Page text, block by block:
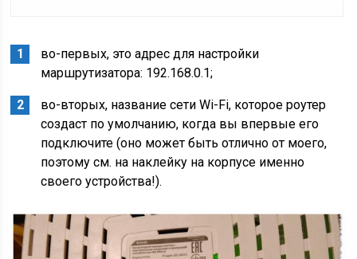
во-первых, это адрес для настройки
маршрутизатора: 192.168.0.1;
во-вторых, название сети Wi-Fi, которое роутер
создаст по умолчанию, когда вы впервые его
подключите (оно может быть отлично от моего,
поэтому см. на наклейку на корпусе именно
своего устройства!).